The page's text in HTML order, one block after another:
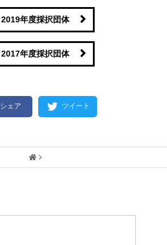
2019年度採択団体
2017年度採択団体
シェア ツイート